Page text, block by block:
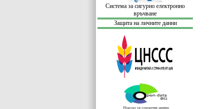
Система за сигурно електронно
връчване
Защита на личните данни